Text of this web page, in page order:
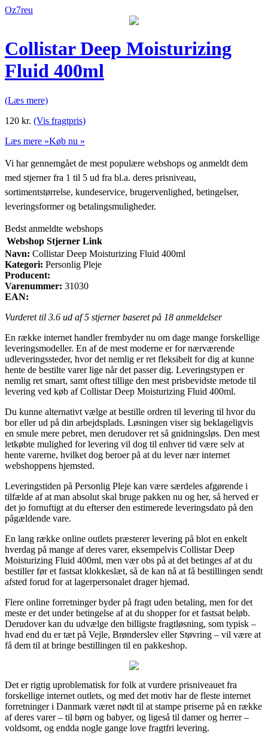
Oz7reu
Collistar Deep Moisturizing
Fluid 400ml
(Læs mere)
120 kr. (Vis fragtpris)
Læs mere »Køb nu »
Vi har gennemgået de mest populære webshops og anmeldt dem
med stjerner fra 1 til 5 ud fra bl.a. deres prisniveau,
sortimentstørrelse, kundeservice, brugervenlighed, betingelser,
leveringsformer og betalingsmuligheder.
Bedst anmeldte webshops
Webshop Stjerner Link
Navn: Collistar Deep Moisturizing Fluid 400ml
Kategori: Personlig Pleje
Producent:
Varenummer: 31030
EAN:
Vurderet til 3.6 ud af 5 stjerner baseret på 18 anmeldelser
En række internet handler frembyder nu om dage mange forskellige
leveringsmodeller. En af de mest moderne er for nærværende
udleveringssteder, hvor det nemlig er ret fleksibelt for dig at kunne
hente de bestilte varer lige når det passer dig. Leveringstypen er
nemlig ret smart, samt oftest tillige den mest prisbevidste metode til
levering ved køb af Collistar Deep Moisturizing Fluid 400ml.
Du kunne alternativt vælge at bestille ordren til levering til hvor du
bor eller ud på din arbejdsplads. Løsningen viser sig beklageligvis
en smule mere pebret, men derudover ret så gnidningsløs. Den mest
letkøbte mulighed for levering vil dog til enhver tid være selv at
hente varerne, hvilket dog beroer på at du lever nær internet
webshoppens hjemsted.
Leveringstiden på Personlig Pleje kan være særdeles afgørende i
tilfælde af at man absolut skal bruge pakken nu og her, så herved er
det jo fornuftigt at du efterser den estimerede leveringsdato på den
pågældende vare.
En lang række online outlets præsterer levering på blot en enkelt
hverdag på mange af deres varer, eksempelvis Collistar Deep
Moisturizing Fluid 400ml, men vær obs på at det betinges af at du
bestiller før et fastsat klokkeslæt, så de kan nå at få bestillingen sendt
afsted forud for at lagerpersonalet drager hjemad.
Flere online forretninger byder på fragt uden betaling, men for det
meste er det under betingelse af at du shopper for et fastsat beløb.
Derudover kan du udvælge den billigste fragtløsning, som typisk –
hvad end du er tæt på Vejle, Brønderslev eller Støvring – vil være at
få dem til at bringe bestillingen til en pakkeshop.
Det er rigtig uproblematisk for folk at vurdere prisniveauet fra
forskellige internet outlets, og med det motiv har de fleste internet
forretninger i Danmark været nødt til at stampe priserne på en række
af deres varer – til børn og babyer, og ligeså til damer og herrer –
voldsomt, og endda nogle gange love fragtfri levering.